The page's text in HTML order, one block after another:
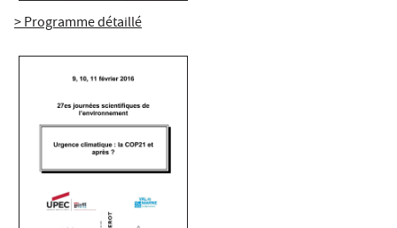
> Programme détaillé